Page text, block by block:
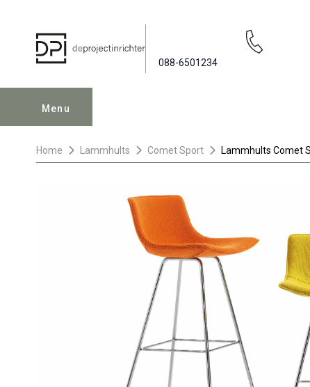
088-6501234
Menu
Home Lammhults Comet Sport Lammhults Comet